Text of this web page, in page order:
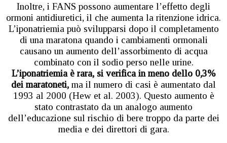
Inoltre, i FANS possono aumentare l’effetto degli
ormoni antidiuretici, il che aumenta la ritenzione idrica.
L’iponatriemia può svilupparsi dopo il completamento
di una maratona quando i cambiamenti ormonali
causano un aumento dell’assorbimento di acqua
combinato con il sodio perso nelle urine.
L’iponatriemia è rara, si verifica in meno dello 0,3%
dei maratoneti, ma il numero di casi è aumentato dal
1993 al 2000 (Hew et al. 2003). Questo aumento è
stato contrastato da un analogo aumento
dell’educazione sul rischio di bere troppo da parte dei
media e dei direttori di gara.